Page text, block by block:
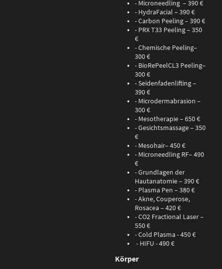
- Microneedling – 390 €
- HydraFacial – 390 €
- Carbon Peeling – 390 €
- PRX T33 Peeling – 350
€
- Chemische Peeling–
300 €
- BioRePeelCL3 Peeling–
300 €
- Seidenfadenlifting –
390 €
- Microdermabrasion –
300 €
- Mesotherapie – 650 €
- Gesichtsmassage – 350
€
- Mesohair– 450 €
- Microneedling RF– 490
€
- Grundlagen der
Hautanatomie – 390 €
- Plasma Pen – 380 €
- Akne, Couperose,
Rosacea – 420 €
- CO2 Fractional Laser –
550 €
- Cold Plasma - 450 €
- HIFU - 490 €
Körper